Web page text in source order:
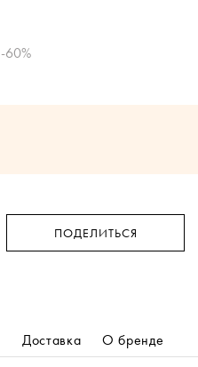
-60%
ПОДЕЛИТЬСЯ
Доставка О бренде